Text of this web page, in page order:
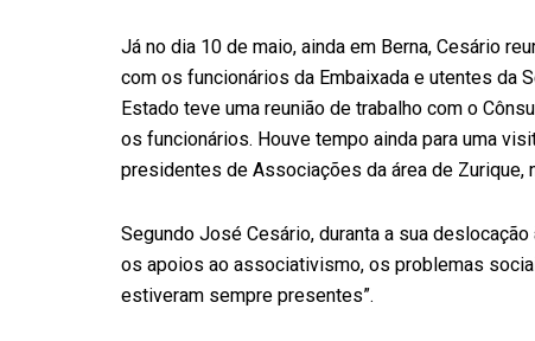
Já no dia 10 de maio, ainda em Berna, Cesário
com os funcionários da Embaixada e utentes da
Estado teve uma reunião de trabalho com o
os funcionários. Houve tempo ainda para uma
presidentes de Associações da área de Zurique,
Segundo José Cesário,durantaa sua
os apoios ao associativismo, os problemas
estiveram sempre presentes”.